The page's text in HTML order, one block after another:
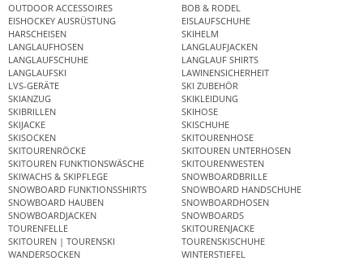
OUTDOOR ACCESSOIRES
BOB & RODEL
EISHOCKEY AUSRÜSTUNG
EISLAUFSCHUHE
HARSCHEISEN
SKIHELM
LANGLAUFHOSEN
LANGLAUFJACKEN
LANGLAUFSCHUHE
LANGLAUF SHIRTS
LANGLAUFSKI
LAWINENSICHERHEIT
LVS-GERÄTE
SKI ZUBEHÖR
SKIANZUG
SKIKLEIDUNG
SKIBRILLEN
SKIHOSE
SKIJACKE
SKISCHUHE
SKISOCKEN
SKITOURENHOSE
SKITOURENRÖCKE
SKITOUREN UNTERHOSEN
SKITOUREN FUNKTIONSWÄSCHE
SKITOURENWESTEN
SKIWACHS & SKIPFLEGE
SNOWBOARDBRILLE
SNOWBOARD FUNKTIONSSHIRTS
SNOWBOARD HANDSCHUHE
SNOWBOARD HAUBEN
SNOWBOARDHOSEN
SNOWBOARDJACKEN
SNOWBOARDS
TOURENFELLE
SKITOURENJACKE
SKITOUREN | TOURENSKI
TOURENSKISCHUHE
WANDERSOCKEN
WINTERSTIEFEL